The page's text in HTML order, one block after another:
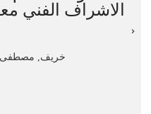
الاشراف الفني
خريف, مصطفى 1910-1967